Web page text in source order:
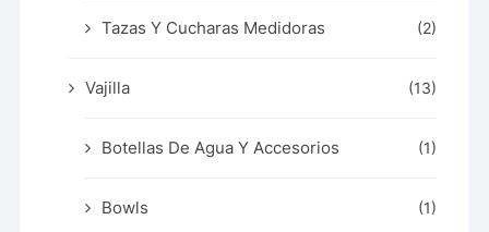
Tazas Y Cucharas Medidoras (2)
Vajilla (13)
Botellas De Agua Y Accesorios (1)
Bowls (1)